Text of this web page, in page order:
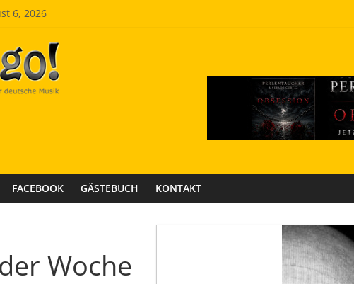
6, 2026
FACEBOOK GÄSTEBUCH KONTAKT
Woche